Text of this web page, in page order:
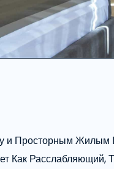
и Просторным
Как Расслабляющий,